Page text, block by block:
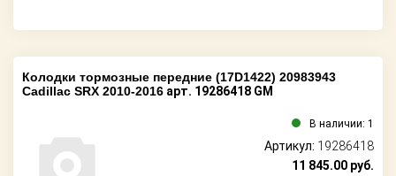
Колодки тормозные передние (17D1422) 20983943
Cadillac SRX 2010-2016 арт. 19286418 GM
В наличии: 1
Артикул: 19286418
11 845.00 руб.